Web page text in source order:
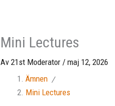
Mini Lectures
Av21st Moderator /maj 12, 2026
Ämnen
Mini Lectures